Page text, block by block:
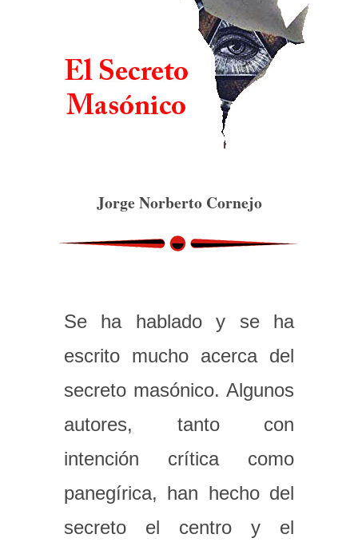
Jorge Norberto Cornejo
Se ha hablado y se ha
escrito mucho acerca del
secreto masónico. Algunos
autores, tanto con
intención crítica como
panegírica, han hecho del
secreto el centro y el